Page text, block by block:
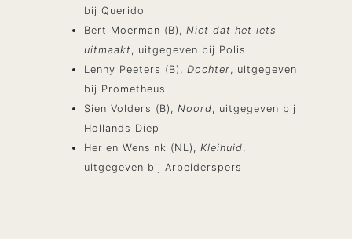
bij Querido
Bert Moerman (B),Niet dat het iets
uitmaakt, uitgegeven bij Polis
Lenny Peeters (B),Dochter, uitgegeven
bij Prometheus
Sien Volders (B),Noord, uitgegeven bij
Hollands Diep
Herien Wensink (NL),Kleihuid,
uitgegeven bij Arbeiderspers